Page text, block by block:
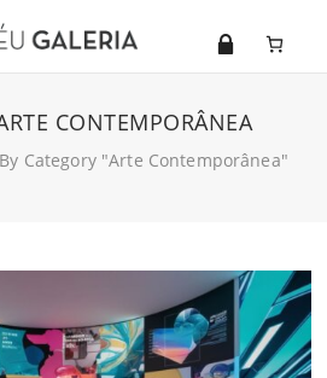
CONTEMPORÂNEA
Category "Arte Contemporânea"